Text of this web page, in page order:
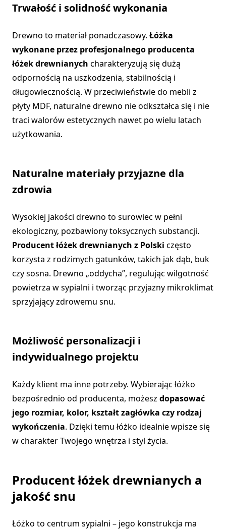
Trwałość i solidność wykonania
Drewno to materiał ponadczasowy. Łóżka
wykonane przez profesjonalnego producenta
łóżek drewnianych charakteryzują się dużą
odpornością na uszkodzenia, stabilnością i
długowiecznością. W przeciwieństwie do mebli z
płyty MDF, naturalne drewno nie odkształca się i nie
traci walorów estetycznych nawet po wielu latach
użytkowania.
Naturalne materiały przyjazne dla
zdrowia
Wysokiej jakości drewno to surowiec w pełni
ekologiczny, pozbawiony toksycznych substancji.
Producent łóżek drewnianych z Polski często
korzysta z rodzimych gatunków, takich jak dąb, buk
czy sosna. Drewno „oddycha”, regulując wilgotność
powietrza w sypialni i tworząc przyjazny mikroklimat
sprzyjający zdrowemu snu.
Możliwość personalizacji i
indywidualnego projektu
Każdy klient ma inne potrzeby. Wybierając łóżko
bezpośrednio od producenta, możesz dopasować
jego rozmiar, kolor, kształt zagłówka czy rodzaj
wykończenia. Dzięki temu łóżko idealnie wpisze się
w charakter Twojego wnętrza i styl życia.
Producent łóżek drewnianych a
jakość snu
Łóżko to centrum sypialni – jego konstrukcja ma